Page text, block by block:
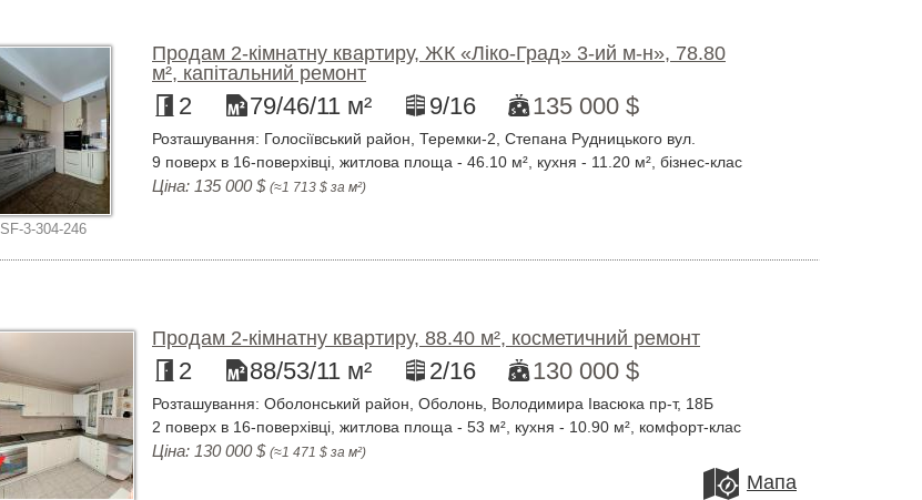
SF-3-304-246
Продам 2-кімнатну квартиру, ЖК «Ліко-Град» 3-ий м-н», 78.80
м², капітальний ремонт
2 79/46/11 м² 9/16 135 000 $
Розташування: Голосіївський район, Теремки-2, Степана Рудницького вул.
9 поверх в 16-поверхівці, житлова площа - 46.10 м², кухня - 11.20 м², бізнес-клас
Ціна: 135 000 $ (≈1 713 $ за м²)
Продам 2-кімнатну квартиру, 88.40 м², косметичний ремонт
2 88/53/11 м² 2/16 130 000 $
Розташування: Оболонський район, Оболонь, Володимира Івасюка пр-т, 18Б
2 поверх в 16-поверхівці, житлова площа - 53 м², кухня - 10.90 м², комфорт-клас
Ціна: 130 000 $ (≈1 471 $ за м²)
Мапа